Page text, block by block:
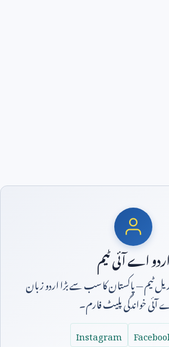
اردو اے آئی ٹیم
ٹیم — پاکستان کا سب سے بڑا اردو زبان
آئی خواندگی پلیٹ فارم۔
Instagram